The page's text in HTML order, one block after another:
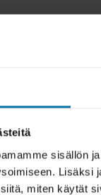
sisällön
Lisäksi
miten käytät